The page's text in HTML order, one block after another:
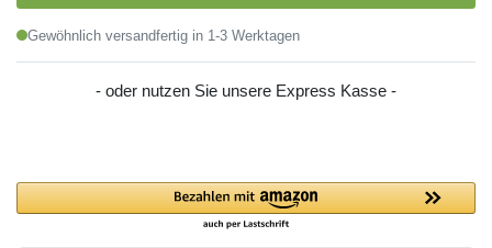
Gewöhnlich versandfertig in 1-3 Werktagen
- oder nutzen Sie unsere Express Kasse -